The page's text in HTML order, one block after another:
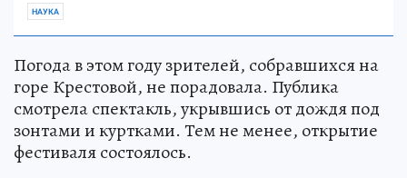
НАУКА
Погода в этом году зрителей, собравшихся на
горе Крестовой, не порадовала. Публика
смотрела спектакль, укрывшись от дождя под
зонтами и куртками. Тем не менее, открытие
фестиваля состоялось.